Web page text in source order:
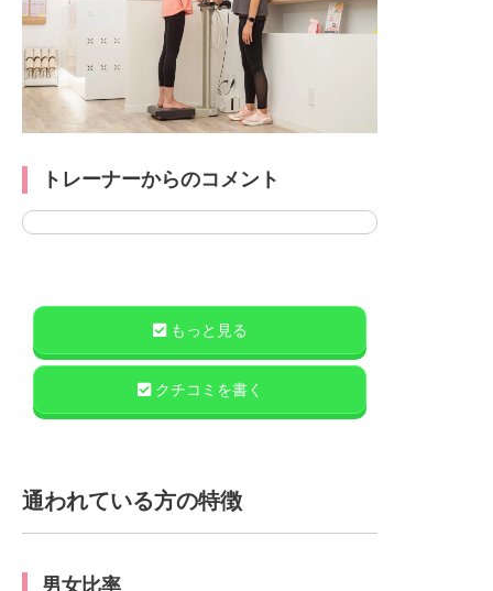
トレーナーからのコメント
もっと見る
クチコミを書く
通われている方の特徴
男女比率